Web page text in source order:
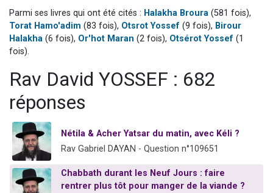
Il reste 49 places pour étudier en groupe sur Zoom
12 nouvelles musiques dans Torah-Box Music
Parmi ses livres qui ont été cités : Halakha Broura (581 fois),
Torat Hamo'adim (83 fois), Otsrot Yossef (9 fois), Birour
Halakha (6 fois), Or'hot Maran (2 fois), Otsérot Yossef (1
fois).
Rav David YOSSEF : 682
réponses
Nétila & Acher Yatsar du matin, avec Kéli ?
Rav Gabriel DAYAN - Question n°109651
Chabbath durant les Neuf Jours : faire
rentrer plus tôt pour manger de la viande ?